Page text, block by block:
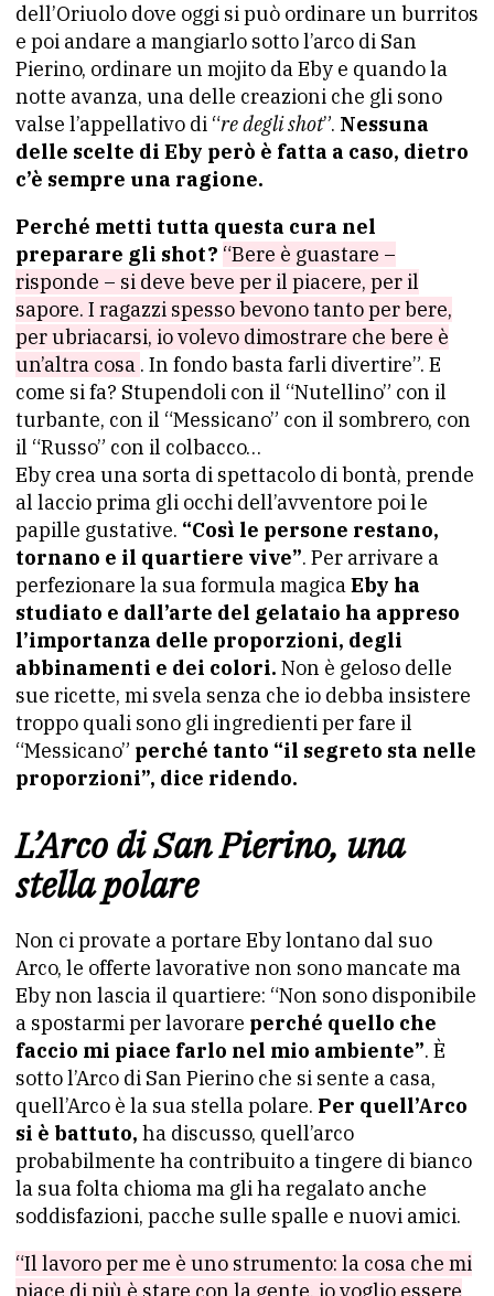
dell’Oriuolo dove oggi si può ordinare un burritos
e poi andare a mangiarlo sotto l’arco di San
Pierino, ordinare un mojito da Eby e quando la
notte avanza, una delle creazioni che gli sono
valse l’appellativo di “re degli shot”. Nessuna
delle scelte di Eby però è fatta a caso, dietro
c’è sempre una ragione.
Perché metti tutta questa cura nel
preparare gli shot? “Bere è guastare –
risponde – si deve beve per il piacere, per il
sapore. I ragazzi spesso bevono tanto per bere,
per ubriacarsi, io volevo dimostrare che bere è
un’altra cosa . In fondo basta farli divertire”. E
come si fa? Stupendoli con il “Nutellino” con il
turbante, con il “Messicano” con il sombrero, con
il “Russo” con il colbacco…
Eby crea una sorta di spettacolo di bontà, prende
al laccio prima gli occhi dell’avventore poi le
papille gustative. “Così le persone restano,
tornano e il quartiere vive”. Per arrivare a
perfezionare la sua formula magicaEby ha
studiato e dall’arte del gelataio ha appreso
l’importanza delle proporzioni, degli
abbinamenti e dei colori. Non è geloso delle
sue ricette, mi svela senza che io debba insistere
troppo quali sono gli ingredienti per fare il
“Messicano” perché tanto “il segreto sta nelle
proporzioni”, dice ridendo.
L’Arco di San Pierino, una
stella polare
Non ci provate a portare Eby lontano dal suo
Arco, le offerte lavorative non sono mancate ma
Eby non lascia il quartiere: “Non sono disponibile
a spostarmi per lavorare perché quello che
faccio mi piace farlo nel mio ambiente”. È
sotto l’Arco di San Pierino che si sente a casa,
quell’Arco è la sua stella polare. Per quell’Arco
si è battuto, ha discusso, quell’arco
probabilmente ha contribuito a tingere di bianco
la sua folta chioma ma gli ha regalato anche
soddisfazioni, pacche sulle spalle e nuovi amici.
“Il lavoro per me è uno strumento: la cosa che mi